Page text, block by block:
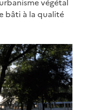
bâti à la qualité